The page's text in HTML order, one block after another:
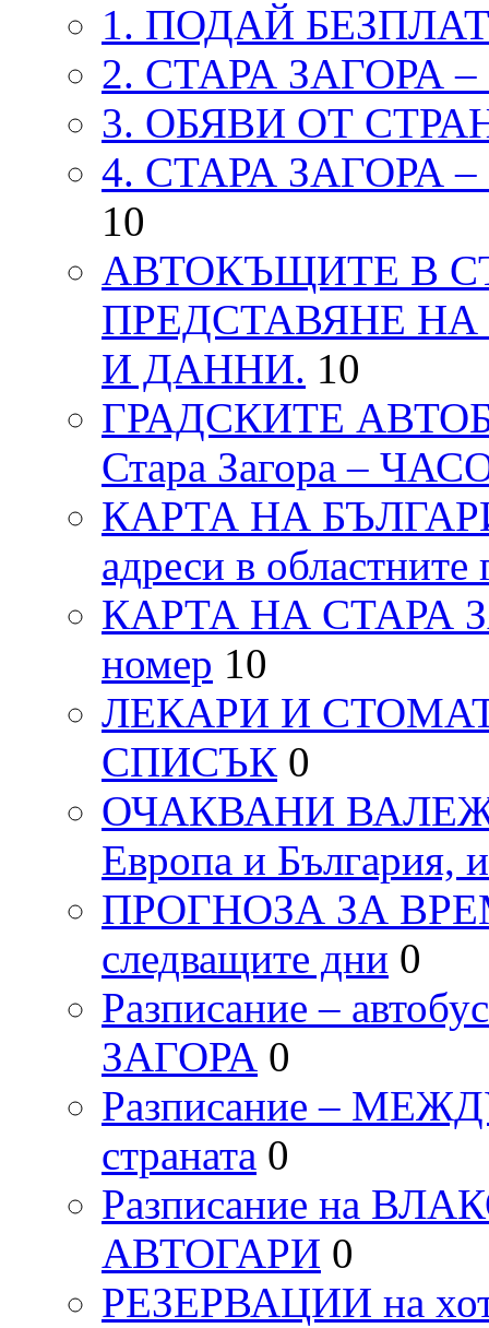
1. ПОДАЙ
2. СТАРА ЗАГОРА
3. ОБЯВИ ОТ
4. СТАРА ЗАГОРА
10
АВТОКЪЩИТЕ В
ПРЕДСТАВЯНЕ
И ДАННИ. 10
ГРАДСКИТЕ
Стара Загора –
КАРТА НА
адреси в областните
КАРТА НА СТАРА
номер 10
ЛЕКАРИ И
СПИСЪК 0
ОЧАКВАНИ ВАЛЕЖИ
Европа и България,
ПРОГНОЗА ЗА
следващите дни 0
Разписание –
ЗАГОРА 0
Разписание –
страната 0
Разписание на
АВТОГАРИ 0
РЕЗЕРВАЦИИ на